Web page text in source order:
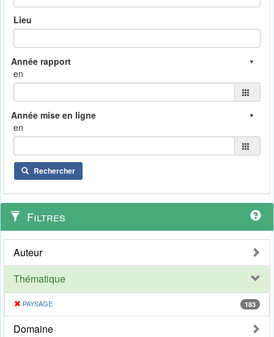
Lieu
en
en
Rechercher
Filtres
Auteur
Thématique
PAYSAGE 183
Domaine